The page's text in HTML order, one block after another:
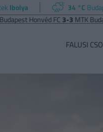
Ibolya 34 °C
FC3-3MTK Budapest
FALUSI